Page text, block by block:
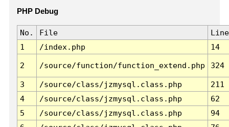
PHP Debug
No. File
Line
1
/index.php 14
2 /source/function/function_extend.php 324
3 /source/class/jzmysql.class.php
211
4
/source/class/jzmysql.class.php
62
5
/source/class/jzmysql.class.php
94